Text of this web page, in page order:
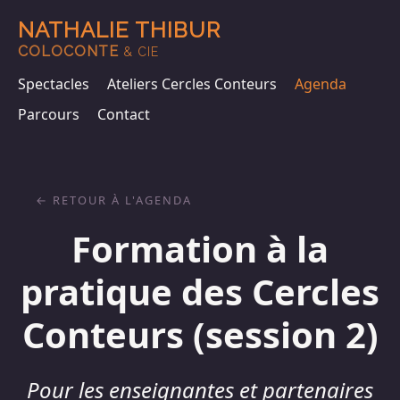
NATHALIE THIBUR
COLOCONTE & CIE
Spectacles Ateliers Cercles Conteurs
Agenda
Parcours
Contact
Formation à la
pratique des Cercles
Conteurs (session 2)
Pour les enseignantes et partenaires
RETOUR À L'AGENDA